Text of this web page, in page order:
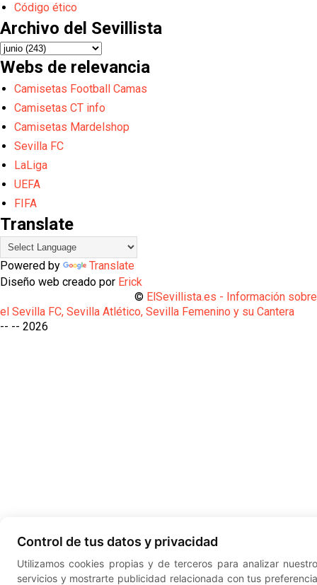
Código ético
Archivo del Sevillista
Webs de relevancia
Camisetas Football Camas
Camisetas CT info
Camisetas Mardelshop
Sevilla FC
LaLiga
UEFA
FIFA
Translate
Powered by
Translate
Diseño web creado por Erick
© ElSevillista.es - Información sobre
el Sevilla FC, Sevilla Atlético, Sevilla Femenino y su Cantera
-- --
Control de tus datos y privacidad
Utilizamos cookies propias y de terceros para analizar
servicios y mostrarte publicidad relacionada con tus
2026